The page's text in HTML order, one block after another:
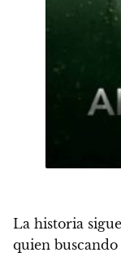
La historia
quien